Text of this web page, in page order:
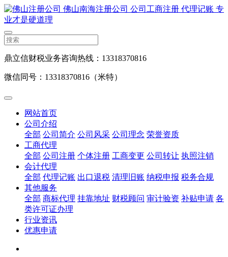
鼎立信财税业务咨询热线：13318370816
微信同号：13318370816（米特）
网站首页
公司介绍
全部 公司简介 公司风采 公司理念 荣誉资质
工商代理
全部 公司注册 个体注册 工商变更 公司转让 执照注销
会计代理
全部 代理记账 出口退税 清理旧账 纳税申报 税务合规
其他服务
全部 商标代理 挂靠地址 财税顾问 审计验资 补贴申请 各
类许可证办理
行业资讯
优惠申请